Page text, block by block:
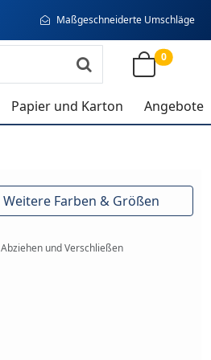
Maßgeschneiderte Umschläge
0
Papier und Karton Angebote
Weitere Farben & Größen
Abziehen und Verschließen